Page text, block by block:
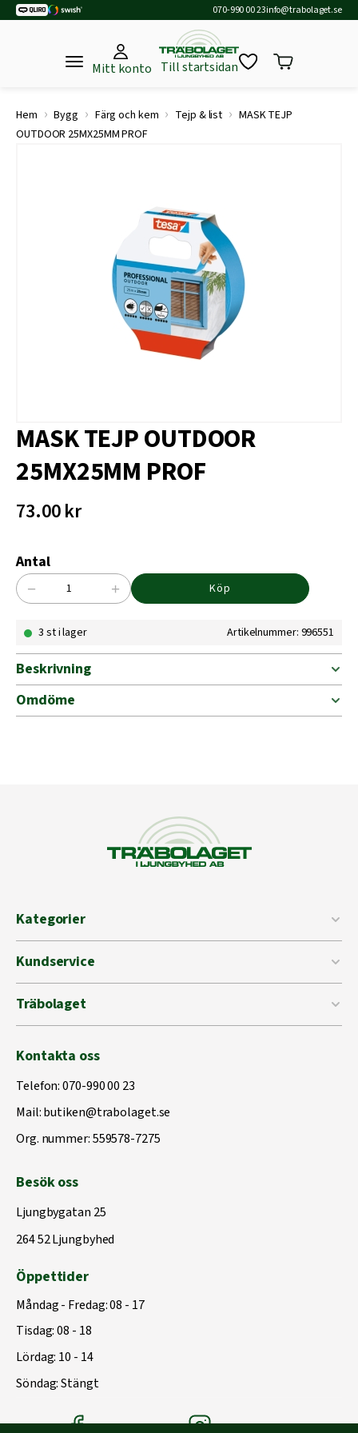
070-990 00 23info@trabolaget.se
Mitt konto Till startsidan
Hem › Bygg › Färg och kem › Tejp & list › MASK TEJP
OUTDOOR 25MX25MM PROF
MASK TEJP OUTDOOR
25MX25MM PROF
73.00kr
Antal
MASK
OUTDOOR
PROF
− + Köp
3 st i lager Artikelnummer: 996551
Beskrivning
Omdöme
Kategorier
Kundservice
Träbolaget
Kontakta oss
Telefon:070-990 00 23
Mail:butiken@trabolaget.se
Org. nummer: 559578-7275
Besök oss
Ljungbygatan 25
264 52 Ljungbyhed
Öppettider
Måndag - Fredag: 08 - 17
Tisdag: 08 - 18
Lördag: 10 - 14
Söndag: Stängt